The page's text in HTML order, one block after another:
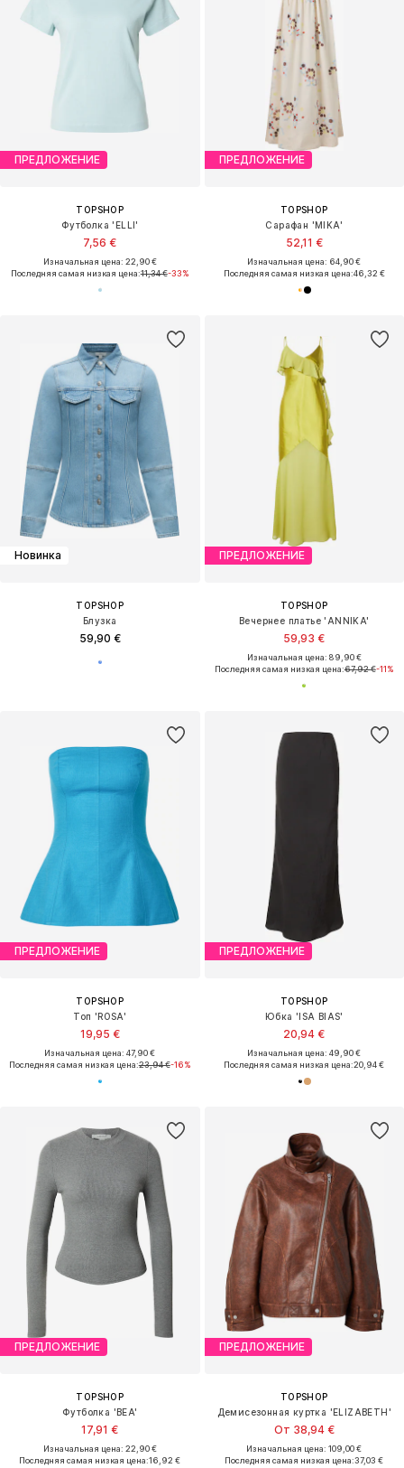
ПРЕДЛОЖЕНИЕ
TOPSHOP
Футболка 'ELLI'
7,56 €
Изначальная цена: 22,90 €
Последняя самая низкая цена:11,34 €-33%
ПРЕДЛОЖЕНИЕ
TOPSHOP
Сарафан 'MIKA'
52,11 €
Изначальная цена: 64,90 €
Последняя самая низкая цена:46,32 €
Новинка
TOPSHOP
Блузка
59,90 €
ПРЕДЛОЖЕНИЕ
TOPSHOP
Вечернее платье 'ANNIKA'
59,93 €
Изначальная цена: 89,90 €
Последняя самая низкая цена:67,92 €-11%
ПРЕДЛОЖЕНИЕ
TOPSHOP
Топ 'ROSA'
19,95 €
Изначальная цена: 47,90 €
Последняя самая низкая цена:23,94 €-16%
ПРЕДЛОЖЕНИЕ
TOPSHOP
Юбка 'ISA BIAS'
20,94 €
Изначальная цена: 49,90 €
Последняя самая низкая цена:20,94 €
ПРЕДЛОЖЕНИЕ
TOPSHOP
Футболка 'BEA'
17,91 €
Изначальная цена: 22,90 €
Последняя самая низкая цена:16,92 €
ПРЕДЛОЖЕНИЕ
TOPSHOP
Демисезонная куртка 'ELIZABETH'
От 38,94 €
Изначальная цена: 109,00 €
Последняя самая низкая цена:37,03 €